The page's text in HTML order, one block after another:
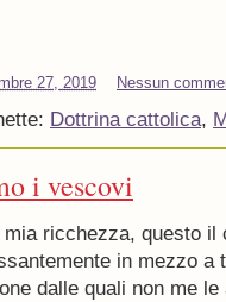
27, 2019 Nessun
Dottrina cattolica,
i vescovi
mia ricchezza, questo il
in mezzo a
dalle quali non me